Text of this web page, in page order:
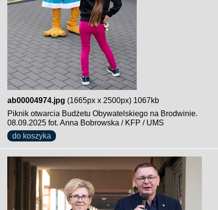
ab00004974.jpg (1665px x 2500px) 1067kb
Piknik otwarcia Budżetu Obywatelskiego na Brodwinie.
08.09.2025 fot. Anna Bobrowska / KFP / UMS
do koszyka